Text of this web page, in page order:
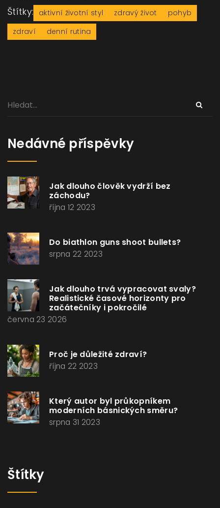
Štítky: aktivní životní styl zdravý život
pohyb
zdraví
denní rutina
Nedávné příspěvky
Jak dlouho člověk vydrží bez
záchodu?
října 12 2023
Do biathlon guns shoot bullets?
srpna 22 2023
Jak dlouho trvá vypracovat svaly?
Realistické časové horizonty pro
začátečníky i pokročilé
června 23 2026
Proč je důležité zdraví?
října 22 2023
Který autor byl průkopníkem
moderních básnických směru?
srpna 31 2023
Štítky